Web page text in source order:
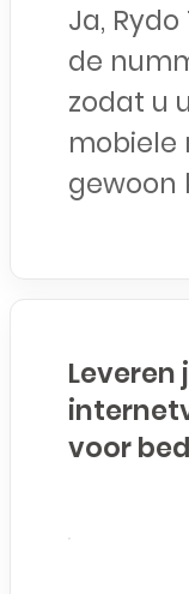
Ja,
de
zodat u
mobiele
gewoon
Leveren
voor